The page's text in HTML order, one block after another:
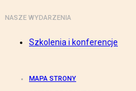
NASZE WYDARZENIA
Szkolenia i konferencje
MAPA STRONY